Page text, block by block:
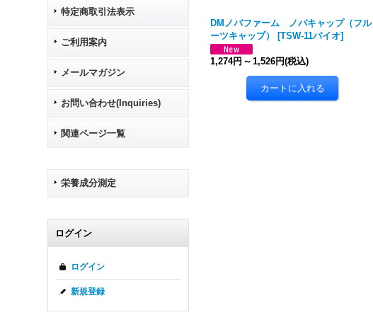
特定商取引法表示
ご利用案内
メールマガジン
お問い合わせ(Inquiries)
関連ページ一覧
栄養成分測定
ログイン
ログイン
新規登録
DMノバファーム ノバキャップ（フル
ーツキャップ）
[TSW-11バイオ]
1,274円 ～ 1,526円(税込)